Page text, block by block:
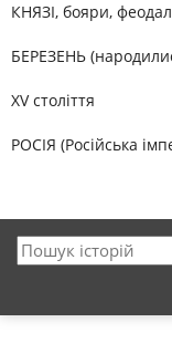
КНЯЗІ, бояри,
БЕРЕЗЕНЬ
XV століття
РОСІЯ (Російська